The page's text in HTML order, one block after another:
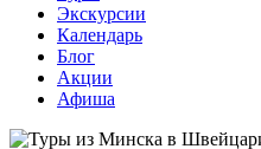
Экскурсии
Календарь
Блог
Акции
Афиша